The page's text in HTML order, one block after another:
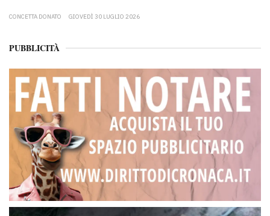
CONCETTA DONATO GIOVEDÌ 30 LUGLIO 2026
PUBBLICITÀ